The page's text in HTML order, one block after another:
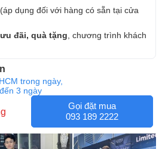
dụng đối với hàng có sẵn tại cửa
đãi, quà tặng , chương trình khách
trong ngày,
3 ngày
Gọi đặt mua
093 189 2222